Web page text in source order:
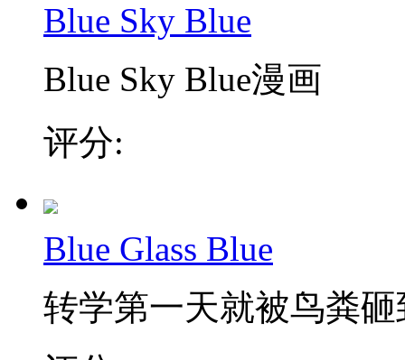
Blue Sky Blue
Blue Sky Blue漫画
评分:
Blue Glass Blue
转学第一天就被鸟粪